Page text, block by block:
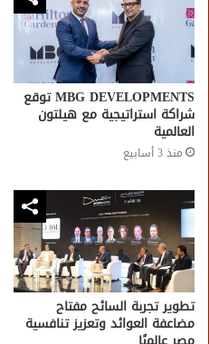
MBG DEVELOPMENTS توقع
شراكة استراتيجية مع هيلتون
العالمية
منذ 3 أسابيع
تطوير تجربة السائح مفتاح
مضاعفة العوائد وتعزيز تنافسية